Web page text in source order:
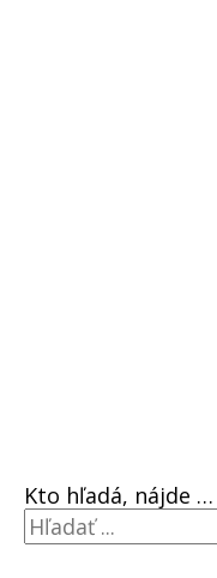
Kto hľadá, nájde …